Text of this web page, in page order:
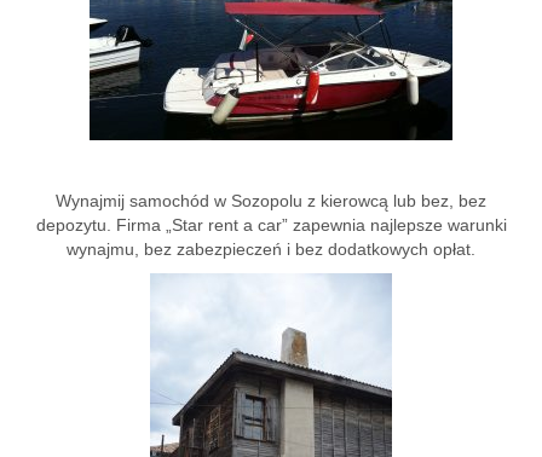
Wynajmij samochód w Sozopolu z kierowcą lub bez, bez
depozytu. Firma „Star rent a car” zapewnia najlepsze warunki
wynajmu, bez zabezpieczeń i bez dodatkowych opłat.